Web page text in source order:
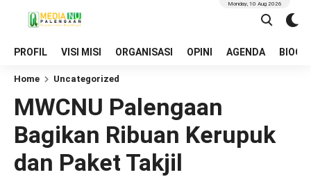
PROFIL VISI MISI ORGANISASI OPINI AGENDA
Monday, 10 Aug 2026
Home Uncategorized
MWCNU Palengaan
Bagikan Ribuan Kerupuk
dan Paket Takjil